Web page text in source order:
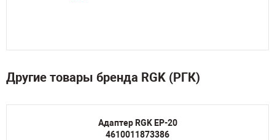
Другие товары бренда RGK (РГК)
Адаптер RGK EP-20
4610011873386